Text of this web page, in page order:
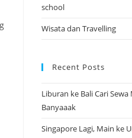
school
Wisata dan Travelling
Recent Posts
Liburan ke Bali Cari Sewa
Banyaaak
Singapore Lagi, Main ke